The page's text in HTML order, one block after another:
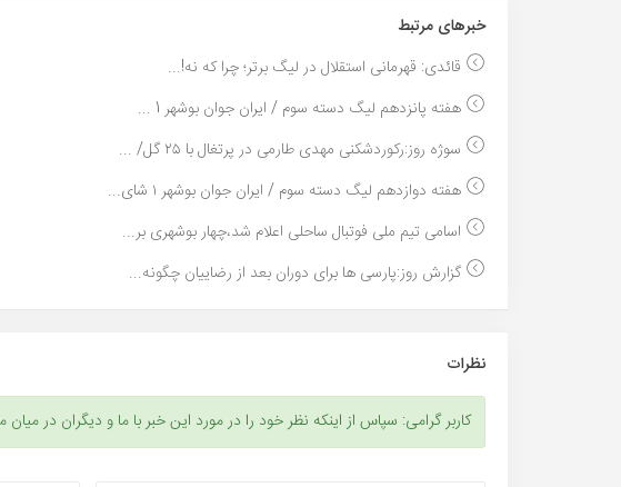
خبر‌های مرتبط
قائدی: قهرمانی استقلال در لیگ برتر؛ چرا که نه!...
هفته پانزدهم لیگ دسته سوم / ایران جوان بوشهر 1 ...
سوژه روز:رکوردشکنی مهدی طارمی در پرتغال با ۲۵ گل/ ...
هفته دوازدهم لیگ دسته سوم / ایران جوان بوشهر ۱ شای...
اسامی تیم ملی فوتبال ساحلی اعلام شد،چهار بوشهری بر...
گزارش روز:پارسی ها برای دوران بعد از رضاییان چگونه...
نظرات
کاربر گرامی: سپاس از اینکه نظر خود را در مورد این خبر با ما و دیگران در میان